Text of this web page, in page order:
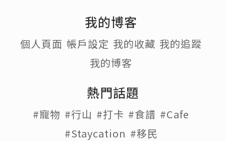
我的博客
個人頁面 帳戶設定 我的收藏 我的追蹤
我的博客
熱門話題
#寵物 #行山 #打卡 #食譜 #Cafe
#Staycation #移民